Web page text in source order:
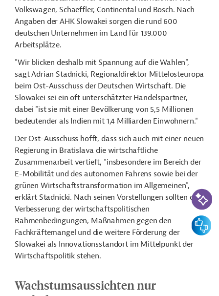
Volkswagen, Schaeffler, Continental und Bosch. Nach
Angaben der AHK Slowakei sorgen die rund 600
deutschen Unternehmen im Land für 139.000
Arbeitsplätze.
"Wir blicken deshalb mit Spannung auf die Wahlen",
sagt Adrian Stadnicki, Regionaldirektor Mittelosteuropa
beim Ost-Ausschuss der Deutschen Wirtschaft. Die
Slowakei sei ein oft unterschätzter Handelspartner,
dabei "ist sie mit einer Bevölkerung von 5,5 Millionen
bedeutender als Indien mit 1,4 Milliarden Einwohnern."
Der Ost-Ausschuss hofft, dass sich auch mit einer neuen
Regierung in Bratislava die wirtschaftliche
Zusammenarbeit vertieft, "insbesondere im Bereich der
E-Mobilität und des autonomen Fahrens sowie bei der
grünen Wirtschaftstransformation im Allgemeinen",
erklärt Stadnicki. Nach seinen Vorstellungen sollten die
Verbesserung der wirtschaftspolitischen
Rahmenbedingungen, Maßnahmen gegen den
Fachkräftemangel und die weitere Förderung der
Slowakei als Innovationsstandort im Mittelpunkt der
Wirtschaftspolitik stehen.
Wachstumsaussichten nur
KI-